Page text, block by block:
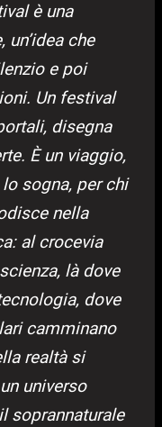
è una
un’idea che
e poi
Un festival
disegna
È un viaggio,
sogna, per chi
nella
al crocevia
là dove
dove
camminano
realtà si
universo
soprannaturale